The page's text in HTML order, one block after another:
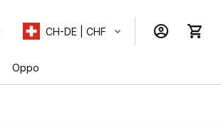
CH-DE | CHF
Oppo